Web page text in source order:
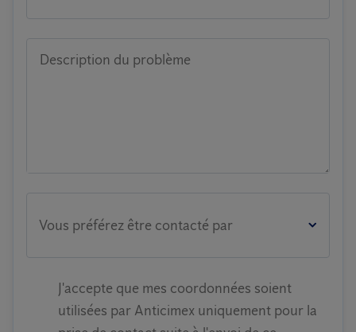
Description du problème
Vous préférez être contacté par
J'accepte que mes coordonnées soient
utilisées par Anticimex uniquement pour la